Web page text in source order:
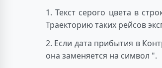
1. Текст серого цвета в
Траекторию таких рейсов
2. Если дата прибытия в
она заменяется на символ ".